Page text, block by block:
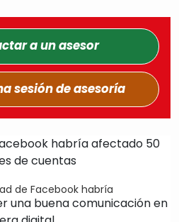
a unasesor
sesiónde asesoría
de Facebook habría